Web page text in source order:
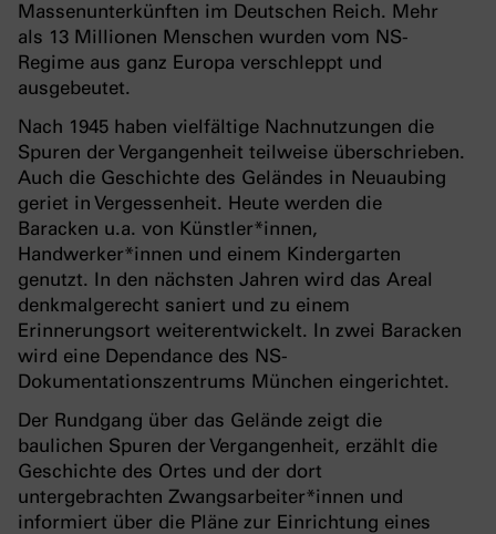
Massenunterkünften im Deutschen Reich. Mehr
als 13 Millionen Menschen wurden vom NS-
Regime aus ganz Europa verschleppt und
ausgebeutet.
Nach 1945 haben vielfältige Nachnutzungen die
Spuren der Vergangenheit teilweise überschrieben.
Auch die Geschichte des Geländes in Neuaubing
geriet in Vergessenheit. Heute werden die
Baracken u.a. von Künstler*innen,
Handwerker*innen und einem Kindergarten
genutzt. In den nächsten Jahren wird das Areal
denkmalgerecht saniert und zu einem
Erinnerungsort weiterentwickelt. In zwei Baracken
wird eine Dependance des NS-
Dokumentationszentrums München eingerichtet.
Der Rundgang über das Gelände zeigt die
baulichen Spuren der Vergangenheit, erzählt die
Geschichte des Ortes und der dort
untergebrachten Zwangsarbeiter*innen und
informiert über die Pläne zur Einrichtung eines